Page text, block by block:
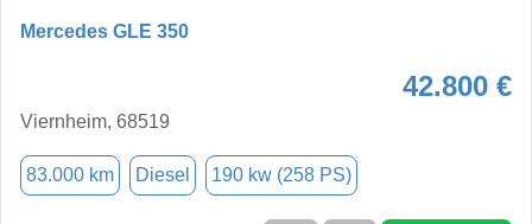
Mercedes GLE 350
42.800 €
Viernheim, 68519
83.000 km Diesel 190 kw (258 PS)